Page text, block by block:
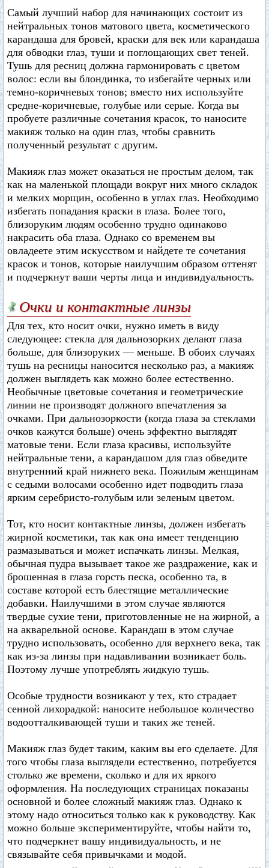
Самый лучший набор для начинающих состоит из
нейтральных тонов матового цвета, косметического
карандаша для бровей, краски для век или карандаша
для обводки глаз, туши и поглощающих свет теней.
Тушь для ресниц должна гармонировать с цветом
волос: если вы блондинка, то избегайте черных или
темно-коричневых тонов; вместо них используйте
средне-коричневые, голубые или серые. Когда вы
пробуете различные сочетания красок, то наносите
макияж только на один глаз, чтобы сравнить
полученный результат с другим.
Макияж глаз может оказаться не простым делом, так
как на маленькой площади вокруг них много складок
и мелких морщин, особенно в углах глаз. Необходимо
избегать попадания краски в глаза. Более того,
близоруким людям особенно трудно одинаково
накрасить оба глаза. Однако со временем вы
овладеете этим искусством и найдете те сочетания
красок и тонов, которые наилучшим образом оттенят
и подчеркнут ваши черты лица и индивидуальность.
Очки и контактные линзы
Для тех, кто носит очки, нужно иметь в виду
следующее: стекла для дальнозорких делают глаза
больше, для близоруких — меньше. В обоих случаях
тушь на ресницы наносится несколько раз, а макияж
должен выглядеть как можно более естественно.
Необычные цветовые сочетания и геометрические
линии не производят должного впечатления за
очками. При дальнозоркости (когда глаза за стеклами
очков кажутся больше) очень эффектно выглядят
матовые тени. Если глаза красивы, используйте
нейтральные тени, а карандашом для глаз обведите
внутренний край нижнего века. Пожилым женщинам
с седыми волосами особенно идет подводить глаза
ярким серебристо-голубым или зеленым цветом.
Тот, кто носит контактные линзы, должен избегать
жирной косметики, так как она имеет тенденцию
размазываться и может испачкать линзы. Мелкая,
обычная пудра вызывает такое же раздражение, как и
брошенная в глаза горсть песка, особенно та, в
составе которой есть блестящие металлические
добавки. Наилучшими в этом случае являются
твердые сухие тени, приготовленные не на жирной, а
на акварельной основе. Карандаш в этом случае
трудно использовать, особенно для верхнего века, так
как из-за линзы при надавливании возникает боль.
Поэтому лучше употреблять жидкую тушь.
Особые трудности возникают у тех, кто страдает
сенной лихорадкой: наносите небольшое количество
водоотталкивающей туши и таких же теней.
Макияж глаз будет таким, каким вы его сделаете. Для
того чтобы глаза выглядели естественно, потребуется
столько же времени, сколько и для их яркого
оформления. На последующих страницах показаны
основной и более сложный макияж глаз. Однако к
этому надо относиться только как к руководству. Как
можно больше экспериментируйте, чтобы найти то,
что подчеркнет вашу индивидуальность, и не
связывайте себя привычками и модой.